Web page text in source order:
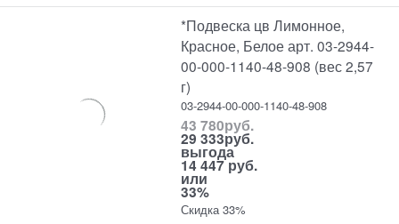
*Подвеска цв Лимонное,
Красное, Белое арт. 03-2944-
00-000-1140-48-908 (вес 2,57
г)
03-2944-00-000-1140-48-908
43 780руб.
29 333руб.
выгода
14 447 руб.
или
33%
Скидка 33%